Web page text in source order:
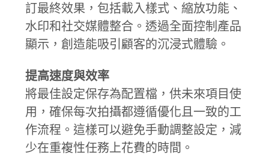
訂最終效果，包括載入樣式、縮放功能、
水印和社交媒體整合。透過全面控制產品
顯示，創造能吸引顧客的沉浸式體驗。
提高速度與效率
將最佳設定保存為配置檔，供未來項目使
用，確保每次拍攝都遵循優化且一致的工
作流程。這樣可以避免手動調整設定，減
少在重複性任務上花費的時間。